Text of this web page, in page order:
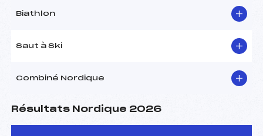
Biathlon
Saut à Ski
Combiné Nordique
Résultats Nordique 2026